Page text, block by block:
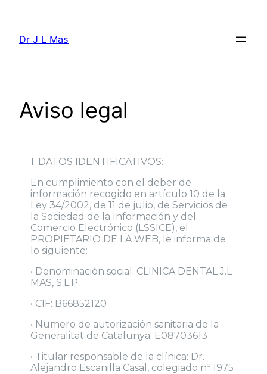
Dr J L Mas
Aviso legal
1. DATOS IDENTIFICATIVOS:
En cumplimiento con el deber de
información recogido en artículo 10 de la
Ley 34/2002, de 11 de julio, de Servicios de
la Sociedad de la Información y del
Comercio Electrónico (LSSICE), el
PROPIETARIO DE LA WEB, le informa de
lo siguiente:
• Denominación social: CLINICA DENTAL J.L
MAS, S.L.P
• CIF: B66852120
• Numero de autorización sanitaria de la
Generalitat de Catalunya: E08703613
• Titular responsable de la clínica: Dr.
Alejandro Escanilla Casal, colegiado nº 1975